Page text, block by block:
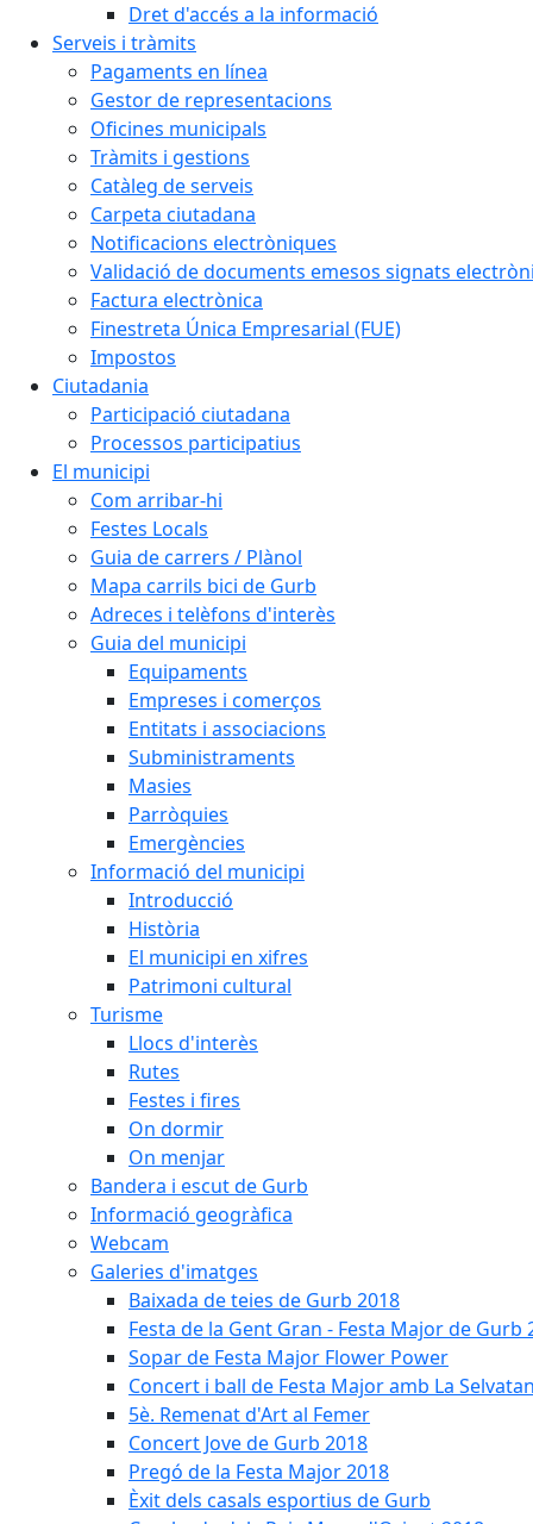
Dret d'accés a la informació
Serveis i tràmits
Pagaments en línea
Gestor de representacions
Oficines municipals
Tràmits i gestions
Catàleg de serveis
Carpeta ciutadana
Notificacions electròniques
Validació de documents emesos signats
Factura electrònica
Finestreta Única Empresarial (FUE)
Impostos
Ciutadania
Participació ciutadana
Processos participatius
El municipi
Com arribar-hi
Festes Locals
Guia de carrers / Plànol
Mapa carrils bici de Gurb
Adreces i telèfons d'interès
Guia del municipi
Equipaments
Empreses i comerços
Entitats i associacions
Subministraments
Masies
Parròquies
Emergències
Informació del municipi
Introducció
Història
El municipi en xifres
Patrimoni cultural
Turisme
Llocs d'interès
Rutes
Festes i fires
On dormir
On menjar
Bandera i escut de Gurb
Informació geogràfica
Webcam
Galeries d'imatges
Baixada de teies de Gurb 2018
Festa de la Gent Gran - Festa Major de Gurb
Sopar de Festa Major Flower Power
Concert i ball de Festa Major amb La
5è. Remenat d'Art al Femer
Concert Jove de Gurb 2018
Pregó de la Festa Major 2018
Èxit dels casals esportius de Gurb